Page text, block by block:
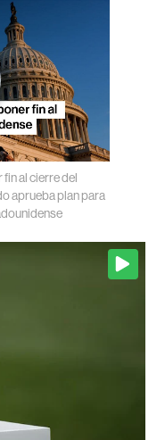
al cierre del
aprueba plan para